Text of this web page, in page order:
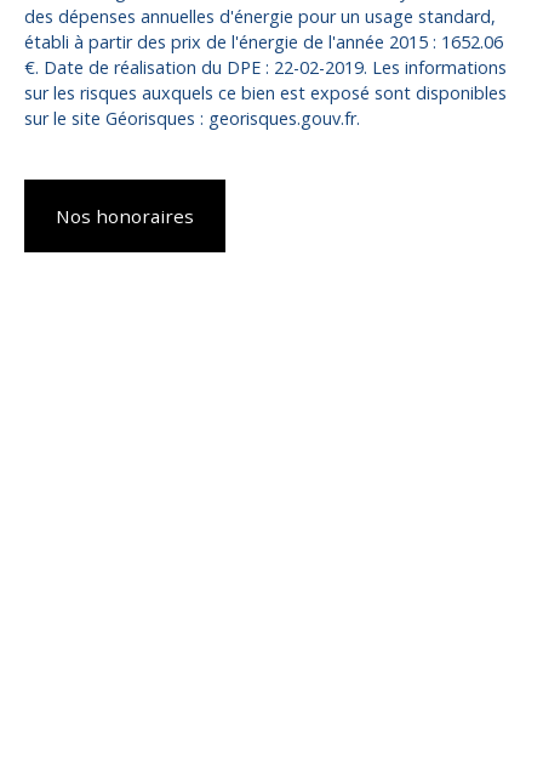
des dépenses annuelles d'énergie pour un usage standard,
établi à partir des prix de l'énergie de l'année 2015 : 1652.06
€. Date de réalisation du DPE : 22-02-2019. Les informations
sur les risques auxquels ce bien est exposé sont disponibles
sur le site Géorisques : georisques.gouv.fr.
Nos honoraires